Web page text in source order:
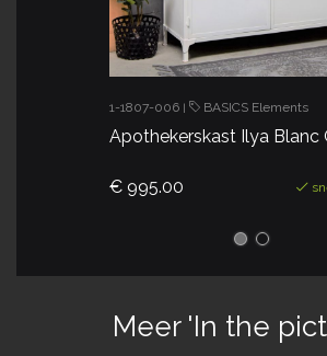
1-1807-006 | BASICS Elements
Apothekerskast Ilya Blanc
€ 995.00
Meer 'In the